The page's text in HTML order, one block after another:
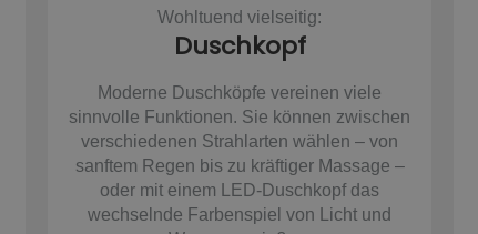
Wohltuend vielseitig:
Duschkopf
Moderne Duschköpfe vereinen viele
sinnvolle Funktionen. Sie können zwischen
verschiedenen Strahlarten wählen – von
sanftem Regen bis zu kräftiger Massage –
oder mit einem LED-Duschkopf das
wechselnde Farbenspiel von Licht und